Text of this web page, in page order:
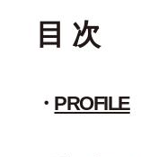
目 次
PROFILE